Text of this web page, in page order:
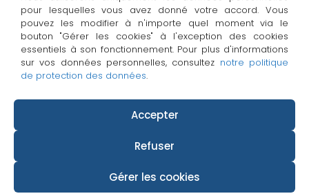
pour lesquelles vous avez donné votre accord. Vous
pouvez les modifier à n'importe quel moment via le
bouton "Gérer les cookies" à l'exception des cookies
essentiels à son fonctionnement. Pour plus d'informations
sur vos données personnelles, consultez notre politique
de protection des données.
Accepter
Refuser
Gérer les cookies
La Newsletter Adapt immo
Nouveautés, promos et actus immobilières pour les
pros de l'immo !
If you cannot view this landing page, please click